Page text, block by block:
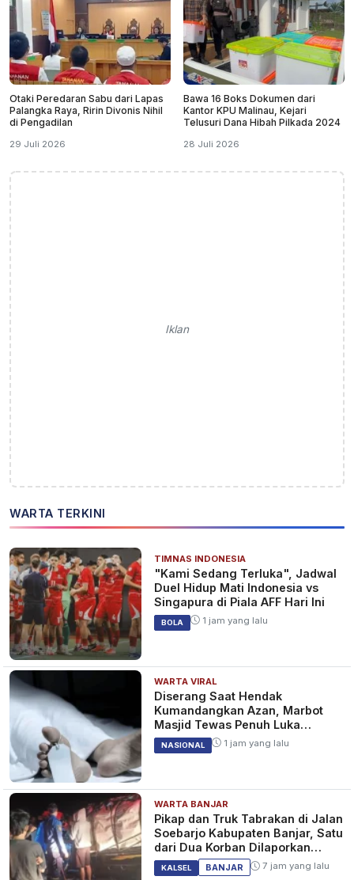
Otaki Peredaran Sabu dari Lapas
Palangka Raya, Ririn Divonis Nihil
di Pengadilan
29 Juli 2026
Bawa 16 Boks Dokumen dari
Kantor KPU Malinau, Kejari
Telusuri Dana Hibah Pilkada 2024
28 Juli 2026
Iklan
WARTA TERKINI
TIMNAS INDONESIA
"Kami Sedang Terluka", Jadwal
Duel Hidup Mati Indonesia vs
Singapura di Piala AFF Hari Ini
BOLA 1 jam yang lalu
WARTA VIRAL
Diserang Saat Hendak
Kumandangkan Azan, Marbot
Masjid Tewas Penuh Luka
Sabetan Samurai
NASIONAL 1 jam yang lalu
WARTA BANJAR
Pikap dan Truk Tabrakan di Jalan
Soebarjo Kabupaten Banjar, Satu
dari Dua Korban Dilaporkan
Tewas
KALSEL BANJAR 7 jam yang lalu